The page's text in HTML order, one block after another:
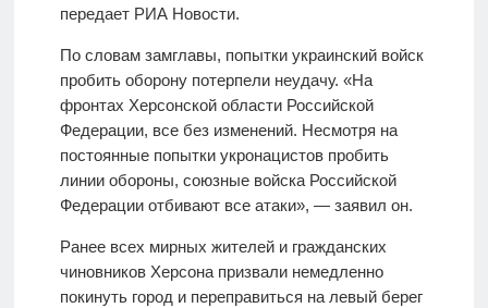
передает РИА Новости.
По словам замглавы, попытки украинский войск
пробить оборону потерпели неудачу. «На
фронтах Херсонской области Российской
Федерации, все без изменений. Несмотря на
постоянные попытки укронацистов пробить
линии обороны, союзные войска Российской
Федерации отбивают все атаки», — заявил он.
Ранее всех мирных жителей и гражданских
чиновников Херсона призвали немедленно
покинуть город и переправиться на левый берег